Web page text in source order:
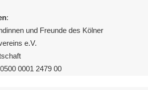
:
und Freunde des Kölner
e.V.
0001 2479 00